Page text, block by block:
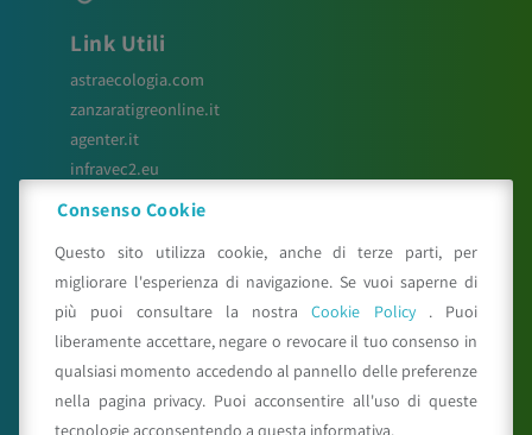
Link Utili
astraecologia.com
zanzaratigreonline.it
agenter.it
infravec2.eu
meteosystem.com
Seguici su
Consenso Cookie
Questo sito utilizza cookie, anche di terze parti, per
migliorare l'esperienza di navigazione. Se vuoi saperne di
più puoi consultare la nostraCookie Policy . Puoi
liberamente accettare, negare o revocare il tuo consenso in
qualsiasi momento accedendo al pannello delle preferenze
nella pagina privacy. Puoi acconsentire all'uso di queste
tecnologie acconsentendo a questa informativa.